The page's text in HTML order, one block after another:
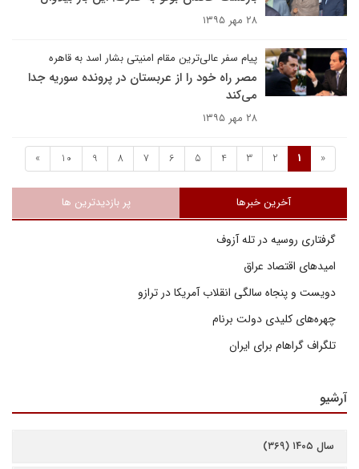
۲۸ مهر ۱۳۹۵
پیام سفر عالی‌ترین مقام امنیتی بشار اسد به قاهره
مصر راه خود را از عربستان در پرونده سوریه جدا
می‌کند
۲۸ مهر ۱۳۹۵
«
1
2
3
4
5
6
7
8
9
10
»
آخرین خبرها پر بازدیدترین ها
گرفتاری روسیه در تله آزوف
امیدهای اقتصاد عراق
دویست و پنجاه سالگی انقلاب آمریکا در ترازو
چهره‌های کلیدی دولت برنام
تلگراف گراهام برای ایران
آرشیو
سال ۱۴۰۵ (۳۶۹)